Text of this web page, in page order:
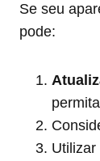
Se seu
pode:
permita
Utilizar